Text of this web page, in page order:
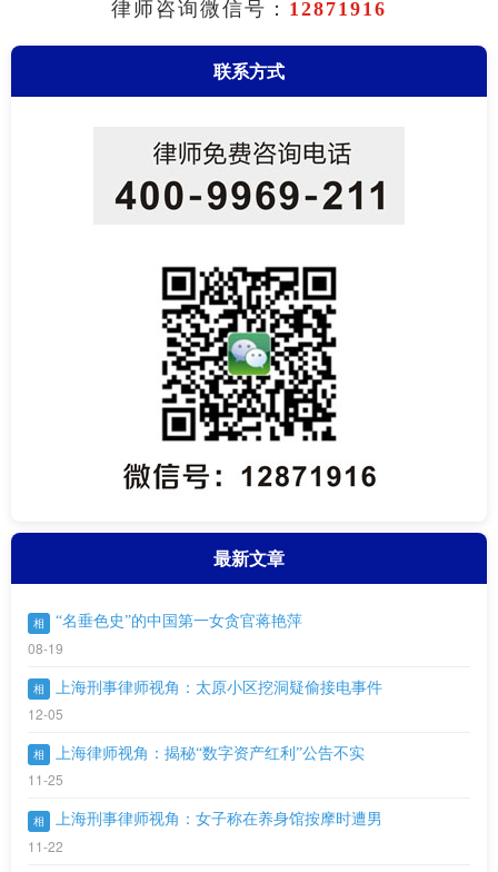
律师咨询微信号： 12871916
联系方式
最新文章
相 “名垂色史”的中国第一女贪官蒋艳萍
08-19
相 上海刑事律师视角：太原小区挖洞疑偷接电事件
12-05
相 上海律师视角：揭秘“数字资产红利”公告不实
11-25
相 上海刑事律师视角：女子称在养身馆按摩时遭男
11-22